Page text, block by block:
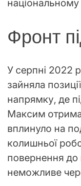
національному
Фронт
У серпні 2022
зайняла
напрямку, де
Максим
вплинуло на
колишньої
повернення до
неможливе